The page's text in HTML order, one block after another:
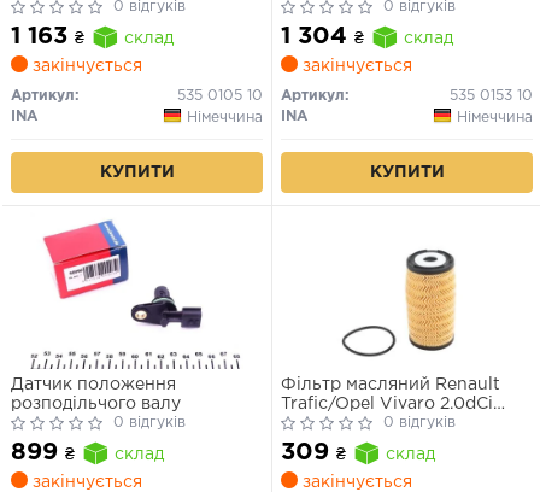
0 відгуків
1 163 ₴
склад
закінчується
Артикул:
535 0105 10
INA
Німеччина
КУПИТИ
0 відгуків
1 304 ₴
склад
закінчується
Артикул:
535 0153 10
INA
Німеччина
КУПИТИ
Датчик положення
розподільчого валу
0 відгуків
899 ₴
склад
закінчується
Фільтр масляний Renault
Trafic/Opel Vivaro 2.0dCi
06-/Renault Master/Opel
Movano/Vivaro, 1.6-2.3
CDTI/DCI, 2010>/ Vito 447, 1.6
CDI(h=116mm)
0 відгуків
309 ₴
склад
закінчується